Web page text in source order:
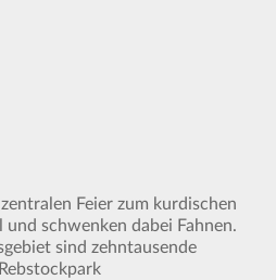
Feier zum kurdischen
und schwenken dabei Fahnen.
sind zehntausende